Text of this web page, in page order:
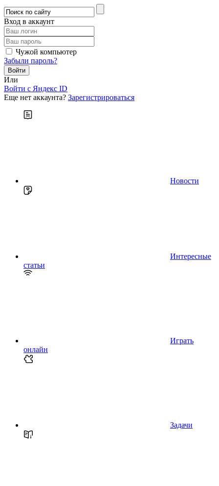
Вход в аккаунт
Чужой компьютер
Забыли пароль?
Или
Войти c Яндекс ID
Еще нет аккаунта? Зарегистрироваться
Новости
Интересные
статьи
Играть
онлайн
Задачи